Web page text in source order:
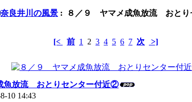
奈良井川の風景 : ８／９ ヤマメ成魚放流 おとり
[< 前 1 2 3 4 5 6 7 次 >]
魚放流 おとりセンター付近②
8-10 14:43